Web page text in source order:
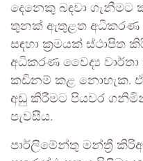
දෙනෙකු බඳවා ගැනීමට
තුනක් ඇතුළත අධිකරණ
සඳහා ක්‍රමයක් ස්ථාපිත
අධිකරණ වෛද්‍ය
කඩිනම් කළ නොහැක. ඒ
අඩු කිරීමට පියවර
පැවසීය.
පාර්ලිමේන්තු මන්ත්‍රී